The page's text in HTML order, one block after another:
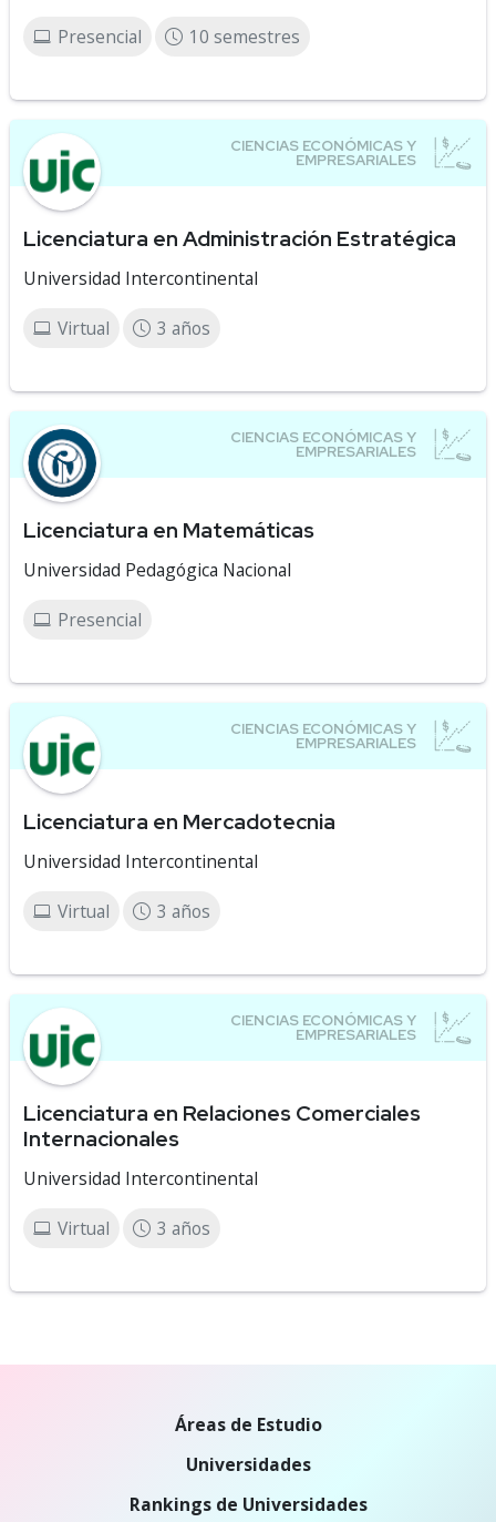
Presencial 10 semestres
Licenciatura en Administración Estratégica
Universidad Intercontinental
Virtual 3 años
Licenciatura en Matemáticas
Universidad Pedagógica Nacional
Presencial
Licenciatura en Mercadotecnia
Universidad Intercontinental
Virtual 3 años
Licenciatura en Relaciones Comerciales
Internacionales
Universidad Intercontinental
Virtual 3 años
Áreas de Estudio
Universidades
Rankings de Universidades